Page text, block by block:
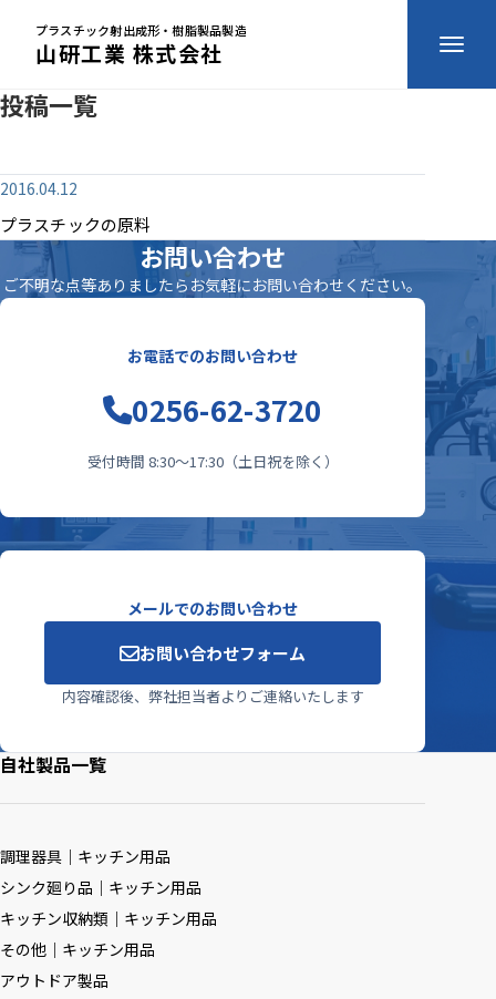
プラスチック射出成形・樹脂製品製造
山研工業 株式会社
投稿一覧
2016.04.12
プラスチックの原料
お問い合わせ
ご不明な点等ありましたらお気軽にお問い合わせください。
お電話でのお問い合わせ
0256-62-3720
受付時間 8:30〜17:30（土日祝を除く）
メールでのお問い合わせ
お問い合わせフォーム
内容確認後、弊社担当者よりご連絡いたします
自社製品一覧
調理器具｜キッチン用品
シンク廻り品｜キッチン用品
キッチン収納類｜キッチン用品
その他｜キッチン用品
アウトドア製品